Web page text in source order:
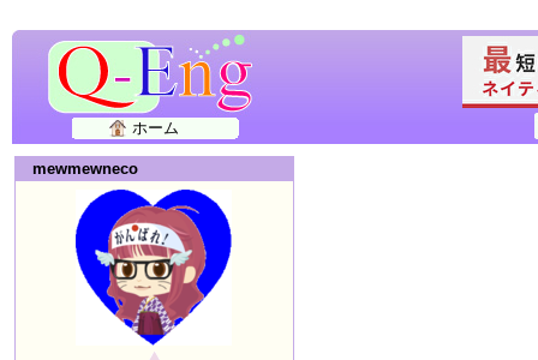
ホーム
mewmewneco